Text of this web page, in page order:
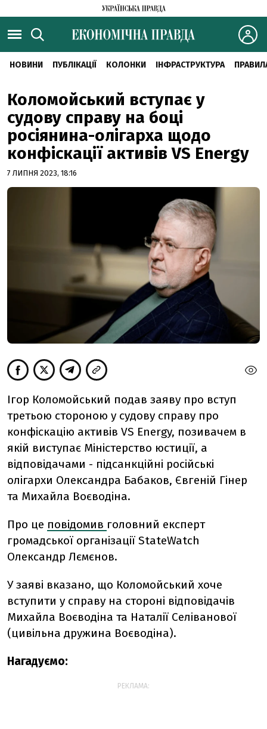
НОВИНИ ПУБЛІКАЦІЇ КОЛОНКИ ІНФРАСТРУКТУРА
Коломойський вступає у
судову справу на боці
росіянина-олігарха щодо
конфіскації активів VS Energy
7 ЛИПНЯ 2023, 18:16
Ігор Коломойський подав заяву про вступ
третьою стороною у судову справу про
конфіскацію активів VS Energy, позивачем в
якій виступає Міністерство юстиції, а
відповідачами - підсанкційні російські
олігархи Олександра Бабаков, Євгеній Гінер
та Михайла Воєводіна.
Про це повідомив головний експерт
громадської організації StateWatch
Олександр Лємєнов.
У заяві вказано, що Коломойський хоче
вступити у справу на стороні відповідачів
Михайла Воєводіна та Наталії Селіванової
(цивільна дружина Воєводіна).
Нагадуємо:
РЕКЛАМА: